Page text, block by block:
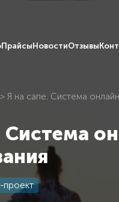
ПрайсыНовостиОтзывы
> Я на сапе. Система
Система
проект